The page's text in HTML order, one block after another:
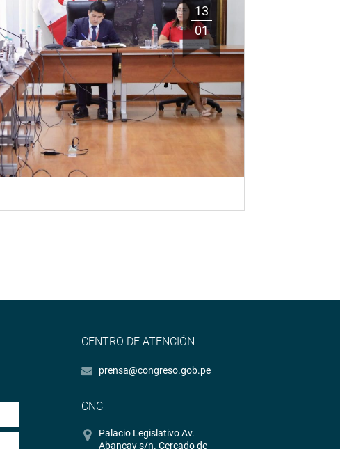
13
01
CENTRO DE ATENCIÓN
prensa@congreso.gob.pe
CNC
Palacio Legislativo Av.
Abancay s/n. Cercado de